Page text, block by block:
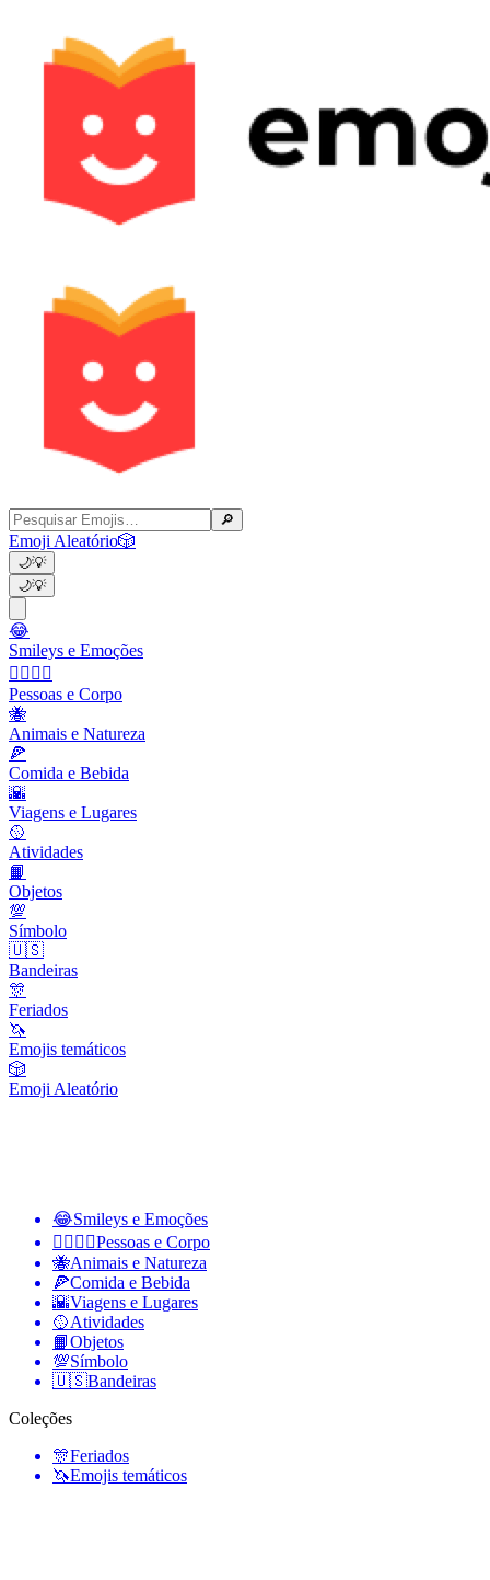
🔎
Emoji Aleatório🎲
🌙💡
🌙💡
😂
Smileys e Emoções
👩‍❤️‍💋‍👨
Pessoas e Corpo
🐝
Animais e Natureza
🍕
Comida e Bebida
🌇
Viagens e Lugares
🥎
Atividades
📙
Objetos
💯
Símbolo
🇺🇸
Bandeiras
🎊
Feriados
🦄
Emojis temáticos
🎲
Emoji Aleatório
😂Smileys e Emoções
👩‍❤️‍💋‍👨Pessoas e Corpo
🐝Animais e Natureza
🍕Comida e Bebida
🌇Viagens e Lugares
🥎Atividades
📙Objetos
💯Símbolo
🇺🇸Bandeiras
Coleções
🎊Feriados
🦄Emojis temáticos